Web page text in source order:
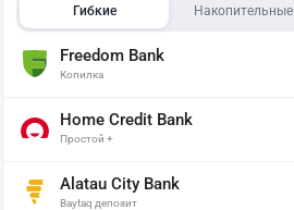
Гибкие Накопительные
Freedom Bank
Копилка
Home Credit Bank
Простой +
Alatau City Bank
Baytaq депозит